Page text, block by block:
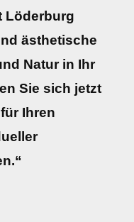
Löderburg
ästhetische
Natur in Ihr
Sie sich jetzt
Ihren